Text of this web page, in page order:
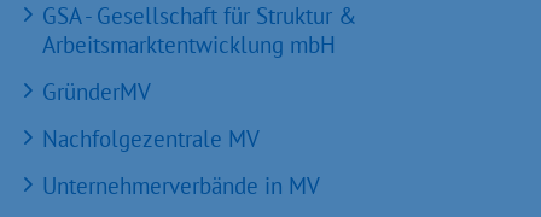
GSA - Gesellschaft für Struktur &
Arbeitsmarktentwicklung mbH
GründerMV
Nachfolgezentrale MV
Unternehmerverbände in MV